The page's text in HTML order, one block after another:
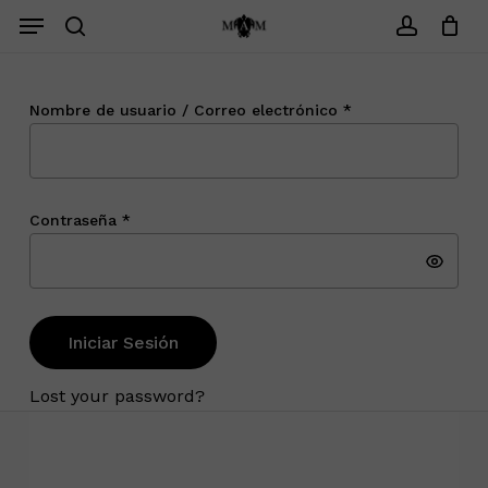
Menu
Nombre de usuario / Correo electrónico *
Contraseña *
Iniciar Sesión
Lost your password?
Menu